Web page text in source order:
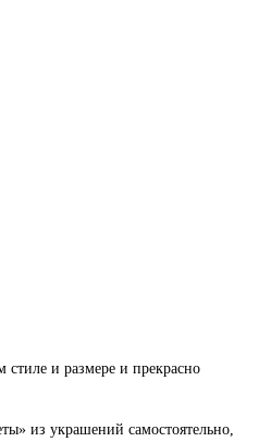
и размере и прекрасно
из украшений самостоятельно,